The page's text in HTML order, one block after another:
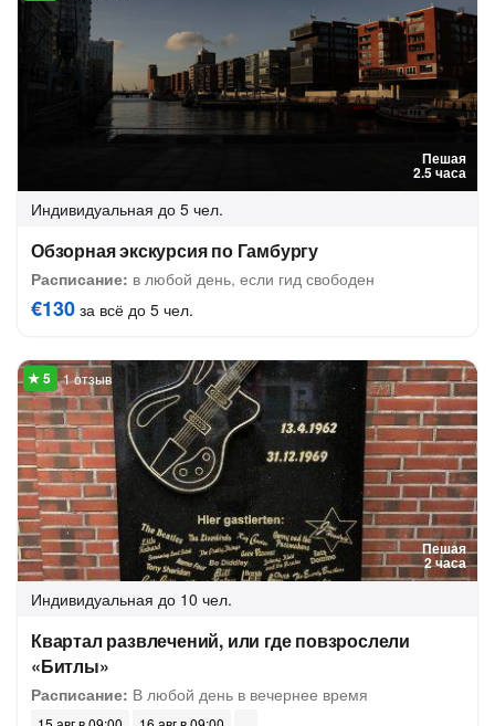
Пешая
2.5 часа
Индивидуальная до 5 чел.
Обзорная экскурсия по Гамбургу
Расписание: в любой день, если гид свободен
€130 за всё до 5 чел.
Пешая
2 часа
1 отзыв
Индивидуальная до 10 чел.
Квартал развлечений, или где повзрослели
«Битлы»
Расписание: В любой день в вечернее время